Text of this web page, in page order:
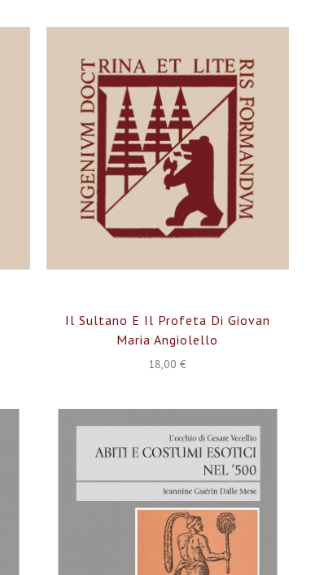
Il Sultano E Il Profeta Di Giovan
Maria Angiolello
18,00 €